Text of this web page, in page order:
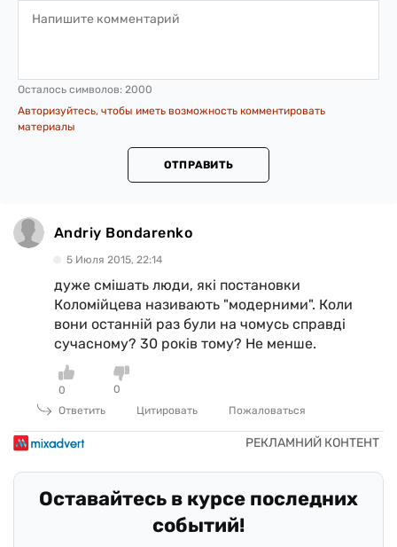
Осталось символов: 2000
Авторизуйтесь, чтобы иметь возможность комментировать
материалы
ОТПРАВИТЬ
Andriy Bondarenko
5 Июля 2015, 22:14
дуже смішать люди, які постановки
Коломійцева називають "модерними". Коли
вони останній раз були на чомусь справді
сучасному? 30 років тому? Не менше.
0
0
Ответить
Цитировать Пожаловаться
Оставайтесь в курсе последних
событий!